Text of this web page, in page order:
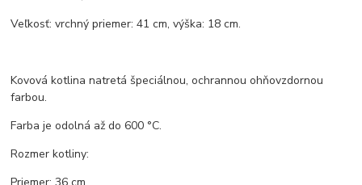
Veľkosť: vrchný priemer: 41 cm, výška: 18 cm.
Kovová kotlina natretá špeciálnou, ochrannou ohňovzdornou
farbou.
Farba je odolná až do 600 °C.
Rozmer kotliny: